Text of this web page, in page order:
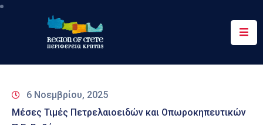
Περιφέρεια
&
6 Νοεμβρίου, 2025
Μέσες Τιμές Πετρελαιοειδών και Οπωροκηπευτικών